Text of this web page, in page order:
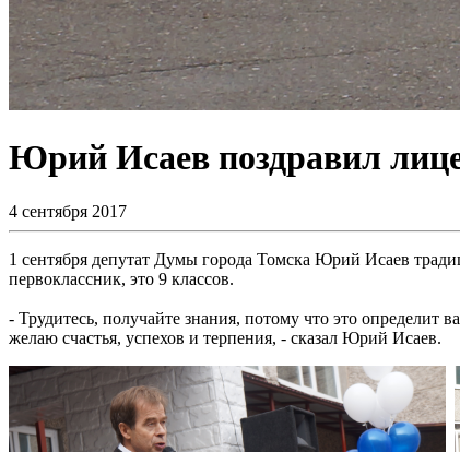
Юрий Исаев поздравил
4 сентября 2017
1 сентября депутат Думы города Томска Юрий Исаев
первоклассник, это 9 классов.
- Трудитесь, получайте знания, потому что это
желаю счастья, успехов и терпения, - сказал Юрий Исаев.